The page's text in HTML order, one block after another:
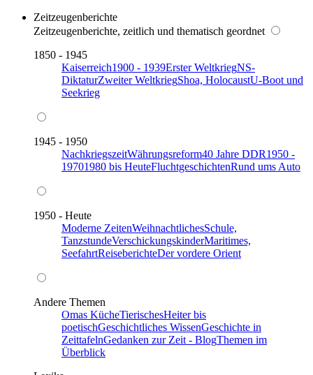
Zeitzeugenberichte
Zeitzeugenberichte, zeitlich und thematisch geordnet
1850 - 1945
Kaiserreich1900 - 1939Erster WeltkriegNS-
DiktaturZweiter WeltkriegShoa, HolocaustU-Boot und
Seekrieg
1945 - 1950
NachkriegszeitWährungsreform40 Jahre DDR1950 -
19701980 bis HeuteFluchtgeschichtenRund ums Auto
1950 - Heute
Moderne ZeitenWeihnachtlichesSchule,
TanzstundeVerschickungskinderMaritimes,
SeefahrtReiseberichteDer vordere Orient
Andere Themen
Omas KücheTierischesHeiter bis
poetischGeschichtliches WissenGeschichte in
ZeittafelnGedanken zur Zeit - BlogThemen im
Überblick